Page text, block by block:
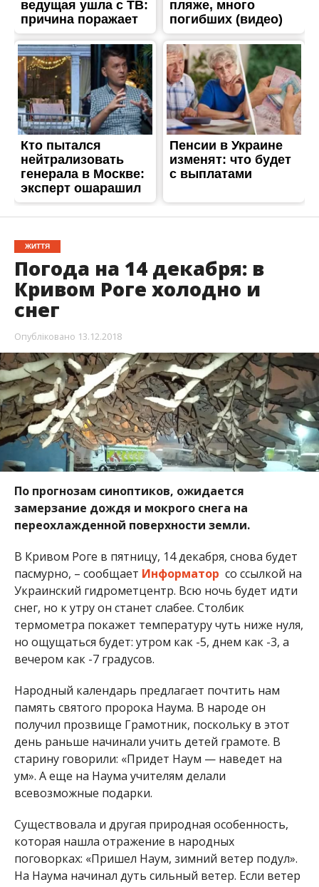
ЖИТТЯ
Погода на 14 декабря: в
Кривом Роге холодно и
снег
Опубліковано 13.12.2018
По прогнозам синоптиков, ожидается
замерзание дождя и мокрого снега на
переохлажденной поверхности земли.
В Кривом Роге в пятницу, 14 декабря, снова будет
пасмурно, – сообщает Информатор со ссылкой на
Украинский гидрометцентр. Всю ночь будет идти
снег, но к утру он станет слабее. Столбик
термометра покажет температуру чуть ниже нуля,
но ощущаться будет: утром как -5, днем как -3, а
вечером как -7 градусов.
Народный календарь предлагает почтить нам
память святого пророка Наума. В народе он
получил прозвище Грамотник, поскольку в этот
день раньше начинали учить детей грамоте. В
старину говорили: «Придет Наум — наведет на
ум». А еще на Наума учителям делали
всевозможные подарки.
Существовала и другая природная особенность,
которая нашла отражение в народных
поговорках: «Пришел Наум, зимний ветер подул».
На Наума начинал дуть сильный ветер. Если ветер